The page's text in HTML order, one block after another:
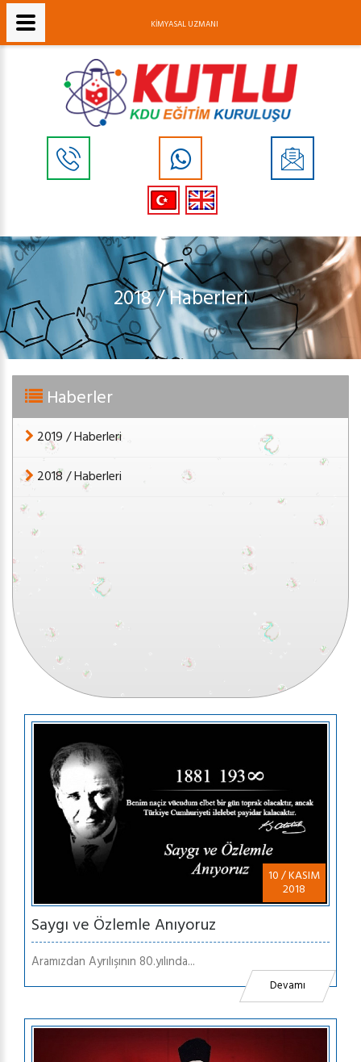
2018 / Haberleri
Haberler
2019 / Haberleri
2018 / Haberleri
10 / KASIM
2018
Saygı ve Özlemle Anıyoruz
Aramızdan Ayrılışının 80.yılında...
Devamı
KİMYASAL UZMANI